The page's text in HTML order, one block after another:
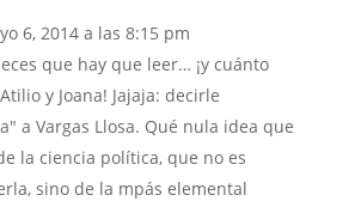
6, 2014 a las 8:15 pm
que hay que leer… ¡y cuánto
y Joana! Jajaja: decirle
a Vargas Llosa. Qué nula idea que
la ciencia política, que no es
sino de la mpás elemental